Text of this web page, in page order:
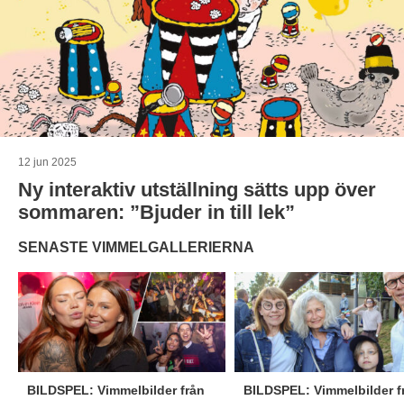
12 jun 2025
Ny interaktiv utställning sätts upp över
sommaren: ”Bjuder in till lek”
SENASTE VIMMELGALLERIERNA
BILDSPEL: Vimmelbilder från
BILDSPEL: Vimmelbilder